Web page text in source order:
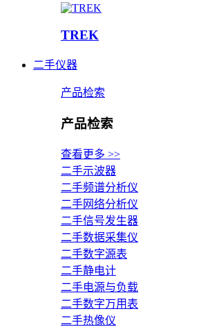
TREK
二手仪器
产品检索
产品检索
查看更多 >>
二手示波器
二手频谱分析仪
二手网络分析仪
二手信号发生器
二手数据采集仪
二手数字源表
二手静电计
二手电源与负载
二手数字万用表
二手热像仪